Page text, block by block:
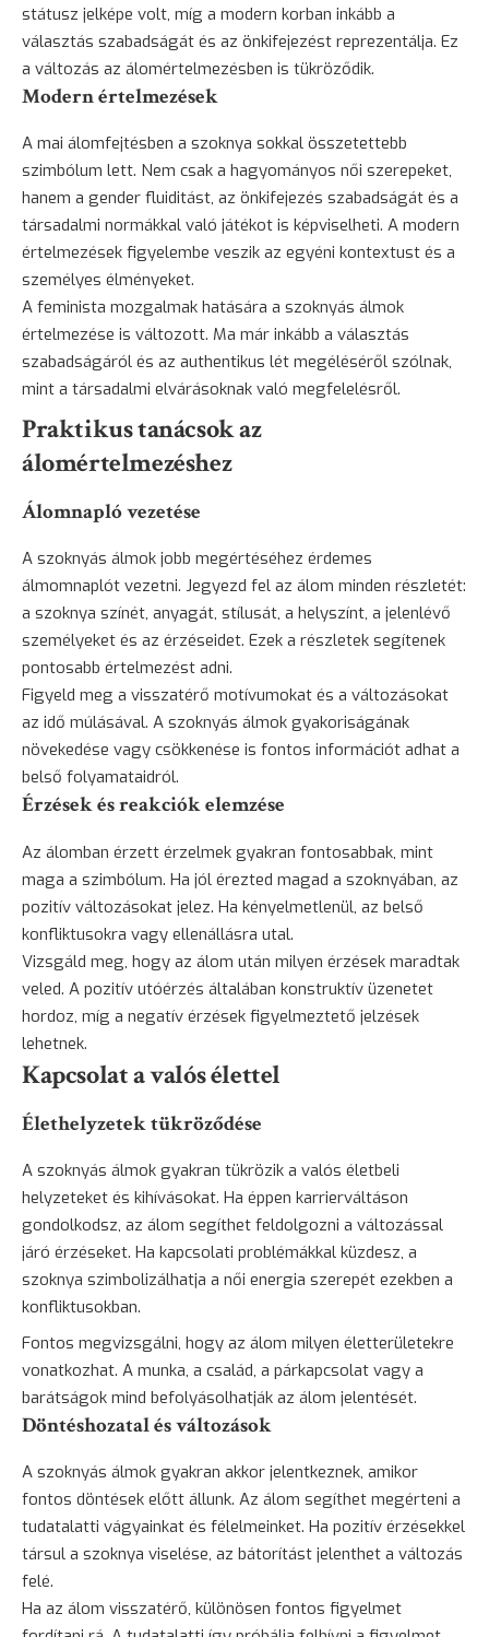
státusz jelképe volt, míg a modern korban inkább a
választás szabadságát és az önkifejezést reprezentálja. Ez
a változás az álomértelmezésben is tükröződik.
Modern értelmezések
A mai álomfejtésben a szoknya sokkal összetettebb
szimbólum lett. Nem csak a hagyományos női szerepeket,
hanem a gender fluiditást, az önkifejezés szabadságát és a
társadalmi normákkal való játékot is képviselheti. A modern
értelmezések figyelembe veszik az egyéni kontextust és a
személyes élményeket.
A feminista mozgalmak hatására a szoknyás álmok
értelmezése is változott. Ma már inkább a választás
szabadságáról és az authentikus lét megéléséről szólnak,
mint a társadalmi elvárásoknak való megfelelésről.
Praktikus tanácsok az
álomértelmezéshez
Álomnapló vezetése
A szoknyás álmok jobb megértéséhez érdemes
álmomnaplót vezetni. Jegyezd fel az álom minden részletét:
a szoknya színét, anyagát, stílusát, a helyszínt, a jelenlévő
személyeket és az érzéseidet. Ezek a részletek segítenek
pontosabb értelmezést adni.
Figyeld meg a visszatérő motívumokat és a változásokat
az idő múlásával. A szoknyás álmok gyakoriságának
növekedése vagy csökkenése is fontos információt adhat a
belső folyamataidról.
Érzések és reakciók elemzése
Az álomban érzett érzelmek gyakran fontosabbak, mint
maga a szimbólum. Ha jól érezted magad a szoknyában, az
pozitív változásokat jelez. Ha kényelmetlenül, az belső
konfliktusokra vagy ellenállásra utal.
Vizsgáld meg, hogy az álom után milyen érzések maradtak
veled. A pozitív utóérzés általában konstruktív üzenetet
hordoz, míg a negatív érzések figyelmeztető jelzések
lehetnek.
Kapcsolat a valós élettel
Élethelyzetek tükröződése
A szoknyás álmok gyakran tükrözik a valós életbeli
helyzeteket és kihívásokat. Ha éppen karrierváltáson
gondolkodsz, az álom segíthet feldolgozni a változással
járó érzéseket. Ha kapcsolati problémákkal küzdesz, a
szoknya szimbolizálhatja a női energia szerepét ezekben a
konfliktusokban.
Fontos megvizsgálni, hogy az álom milyen életterületekre
vonatkozhat. A munka, a család, a párkapcsolat vagy a
barátságok mind befolyásolhatják az álom jelentését.
Döntéshozatal és változások
A szoknyás álmok gyakran akkor jelentkeznek, amikor
fontos döntések előtt állunk. Az álom segíthet megérteni a
tudatalatti vágyainkat és félelmeinket. Ha pozitív érzésekkel
társul a szoknya viselése, az bátorítást jelenthet a változás
felé.
Ha az álom visszatérő, különösen fontos figyelmet